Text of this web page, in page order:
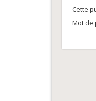
Cette
Mot de